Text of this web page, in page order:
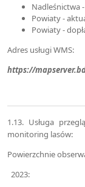
Nadleśnictwa
Powiaty -
Powiaty -
Adres usługi WMS:
https://
1.13. Usługa
monitoring lasów:
Powierzchnie
2023: